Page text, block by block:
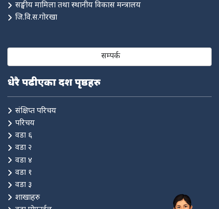
सङ्घीय मामिला तथा स्थानीय विकास मन्त्रालय
जि.वि.स.गोरखा
सम्पर्क
धेरै पढीएका दश पृष्ठहरु
संक्षिप्त परिचय
परिचय
वडा ६
वडा २
वडा ४
वडा १
वडा ३
शाखाहरु